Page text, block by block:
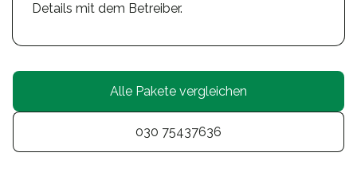
Details mit dem Betreiber.
Alle Pakete vergleichen
030 75437636